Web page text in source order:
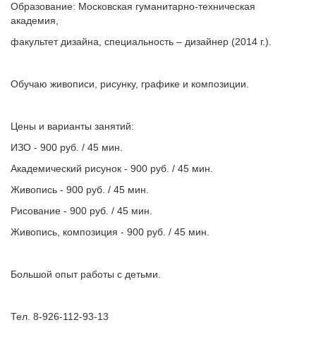
Образование: Московская гуманитарно-техническая
академия,
факультет дизайна, специальность – дизайнер (2014 г.).
Обучаю живописи, рисунку, графике и композиции.
Цены и варианты занятий:
ИЗО - 900 руб. / 45 мин.
Академический рисунок - 900 руб. / 45 мин.
Живопись - 900 руб. / 45 мин.
Рисование - 900 руб. / 45 мин.
Живопись, композиция - 900 руб. / 45 мин.
Большой опыт работы с детьми.
Тел. 8-926-112-93-13